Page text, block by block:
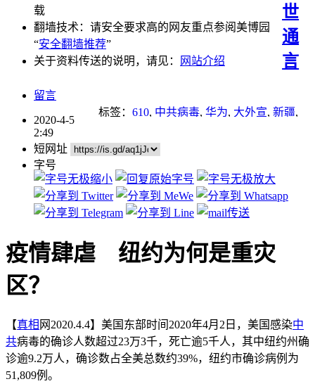
载
翻墙技术：请安全要求高的网友重点参阅美博园
“安全翻墙推荐”
关于资料传送的说明，请见：
网站介绍
世
通
言
留言
标签： 610, 中共病毒, 华为, 大外宣, 新疆,
迫害法轮功,
2020-4-5
2:49
短网址
字号
疫情肆虐 纽约为何是重灾
区？
【真相 网2020.4.4】美国东部时间2020年4月2日，美国感染中
共病毒的确诊人数超过23万3千，死亡逾5千人，其中纽约州确
诊逾9.2万人，确诊数占全美总数约39%，纽约市确诊病例为
51,809例。